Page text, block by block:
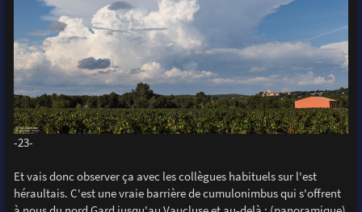
-23-
Et vais donc observer ça avec les collègues habituels sur l'est
héraultais. C'est une vraie barrière de cumulonimbus qui s'offrent